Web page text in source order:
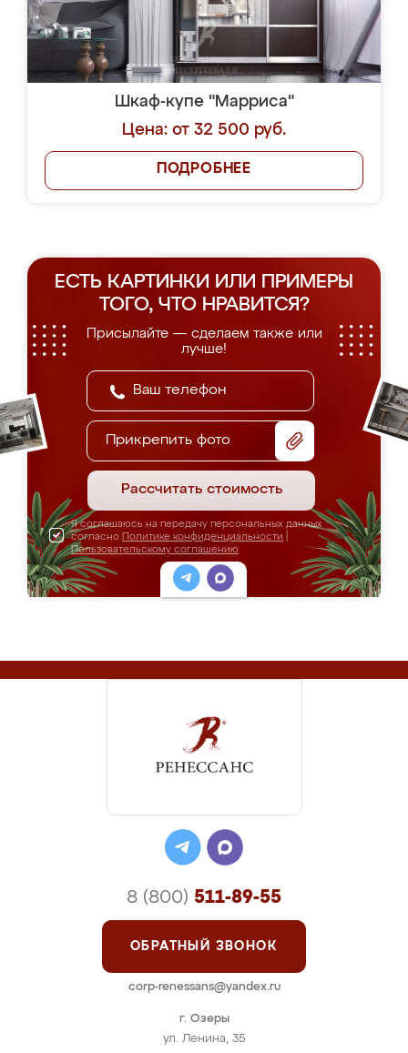
Шкаф-купе "Марриса"
Цена: от 32 500 руб.
ПОДРОБНЕЕ
ЕСТЬ КАРТИНКИ ИЛИ ПРИМЕРЫ
ТОГО, ЧТО НРАВИТСЯ?
Присылайте — сделаем также или
лучше!
Прикрепить фото
Рассчитать стоимость
Я соглашаюсь на передачу персональных данных
согласно Политике конфиденциальности
Пользовательскому соглашению
г. Озеры
ул. Ленина, 35
8 (800) 511-89-55
ОБРАТНЫЙ ЗВОНОК
corp-renessans@yandex.ru